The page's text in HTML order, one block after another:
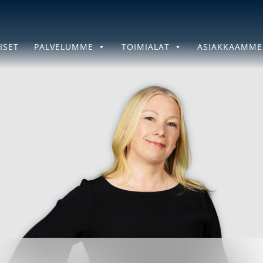
PALVELUMME TOIMIALAT ASIAKKAAMME